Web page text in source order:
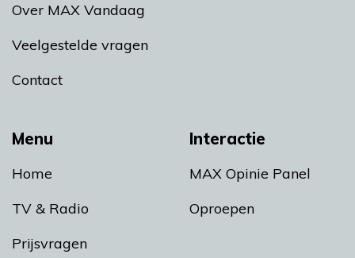
Menu
Home
TV & Radio
Prijsvragen
Interactie
MAX Opinie Panel
Oproepen
Over MAX Vandaag
Veelgestelde vragen
Contact